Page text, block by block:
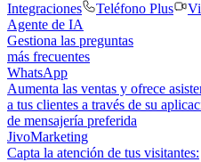
Integraciones
Teléfono Plus
Agente de IA
Gestiona las preguntas
más frecuentes
WhatsApp
Aumenta las ventas y ofrece
a tus clientes a través de su
de mensajería preferida
JivoMarketing
Capta la atención de tus visitantes: